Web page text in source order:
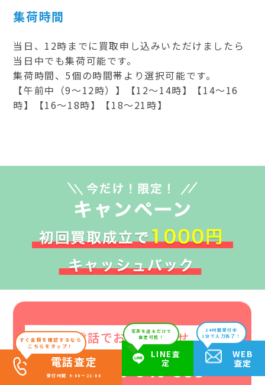
集荷時間
当日、12時までに買取申し込みいただけましたら
当日中でも集荷可能です。
集荷時間、5個の時間帯より選択可能です。
【午前中（9～12時）】【12～14時】【14～16
時】【16～18時】【18～21時】
電話でお問い合わせ
0120-540-588
すぐ金額を確認するなら
こちらをタップ！
電話査定
受付時間 9:00～21:00
写真を送るだけで
査定可能！
LINE査
定
24時間受付中
1分で入力完了！
WEB
査定